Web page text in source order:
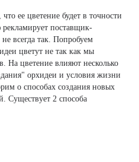
ее цветение будет в точности
рекламирует поставщик-
всегда так. Попробуем
цветут не так как мы
На цветение влияют несколько
орхидеи и условия жизни
о способах создания новых
Существует 2 способа